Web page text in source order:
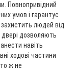
Повнопривідний
умов і гарантує
захистить людей від
двері дозволяють
навіть
ходові частини
ж не